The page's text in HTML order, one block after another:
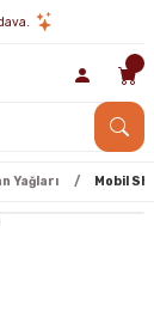
Yağları Mobil